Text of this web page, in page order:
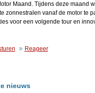
Maand. Tijdens deze maand
zonnestralen vanaf de motor te
voor een volgende tour en
Reageer
nieuws